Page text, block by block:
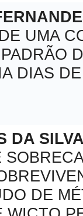
UMA
DIAS
DA
DE